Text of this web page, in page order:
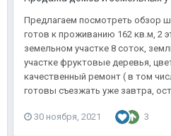
Предлагаем посмотреть обзор
готов к проживанию 162 кв.м, 2
земельном участке 8 соток,
участке фруктовые деревья,
качественный ремонт ( в том
готовы съезжать уже завтра,
30 ноября, 2021 3